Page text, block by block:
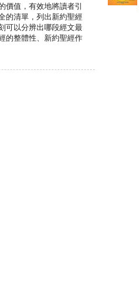
價值，有效地將讀者引
的清單，列出新約聖經
可以分辨出哪段經文最
的整體性、新約聖經作